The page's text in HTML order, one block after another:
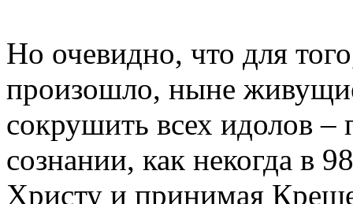
Но очевидно, что для
произошло, ныне
сокрушить всех идолов –
сознании, как некогда в
Христу и принимая